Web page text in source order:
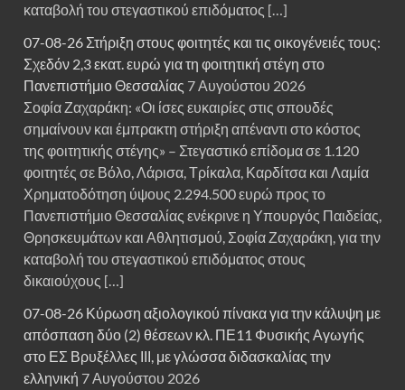
καταβολή του στεγαστικού επιδόματος […]
07-08-26 Στήριξη στους φοιτητές και τις οικογένειές τους:
Σχεδόν 2,3 εκατ. ευρώ για τη φοιτητική στέγη στο
Πανεπιστήμιο Θεσσαλίας 7 Αυγούστου 2026
Σοφία Ζαχαράκη: «Οι ίσες ευκαιρίες στις σπουδές
σημαίνουν και έμπρακτη στήριξη απέναντι στο κόστος
της φοιτητικής στέγης» – Στεγαστικό επίδομα σε 1.120
φοιτητές σε Βόλο, Λάρισα, Τρίκαλα, Καρδίτσα και Λαμία
Χρηματοδότηση ύψους 2.294.500 ευρώ προς το
Πανεπιστήμιο Θεσσαλίας ενέκρινε η Υπουργός Παιδείας,
Θρησκευμάτων και Αθλητισμού, Σοφία Ζαχαράκη, για την
καταβολή του στεγαστικού επιδόματος στους
δικαιούχους […]
07-08-26 Κύρωση αξιολογικού πίνακα για την κάλυψη με
απόσπαση δύο (2) θέσεων κλ. ΠΕ11 Φυσικής Αγωγής
στο ΕΣ Βρυξέλλες ΙΙΙ, με γλώσσα διδασκαλίας την
ελληνική 7 Αυγούστου 2026